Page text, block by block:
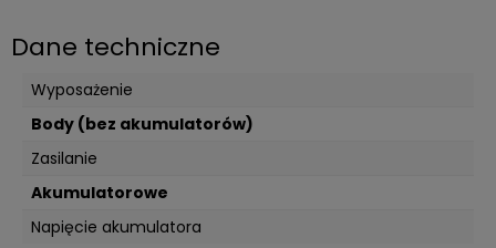
Dane techniczne
Wyposażenie
Body (bez akumulatorów)
Zasilanie
Akumulatorowe
Napięcie akumulatora